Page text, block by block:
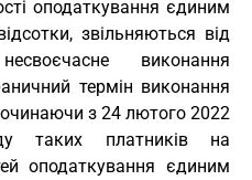
оподаткування єдиним
звільняються від
виконання
термін виконання
з 24 лютого 2022
таких платників на
оподаткування єдиним